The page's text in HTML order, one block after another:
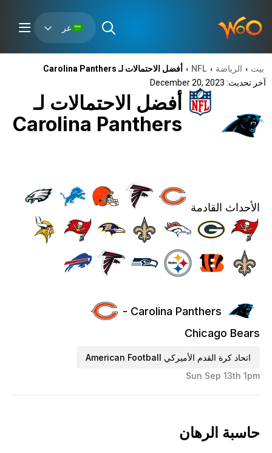
عر
بيت › الرياضة ›
NFL
› أفضل الاحتمالات لـ Carolina Panthers
آخر تحديث: December 20, 2023
أفضل الاحتمالات لـ
Carolina Panthers
الأحداث القادمة
Carolina Panthers -
Chicago Bears
اتحاد كرة القدم الأميركي American Football
Sun Sep 13th 1pm
حاسبة الرهان